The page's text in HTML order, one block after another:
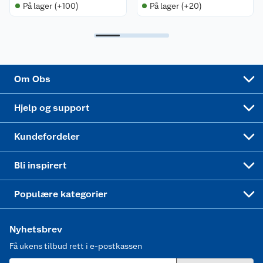
På lager (+100) På lager (+20)
Om Obs
Samvirkelag
Hjelp og support
Kjøpsvilkår
Kundefordeler
Klikk og hent
Bli inspirert
Festdrakter til hele familien
Populære kategorier
Hagemøbler og utemøbler
Nyhetsbrev
Få ukens tilbud rett i e-postkassen